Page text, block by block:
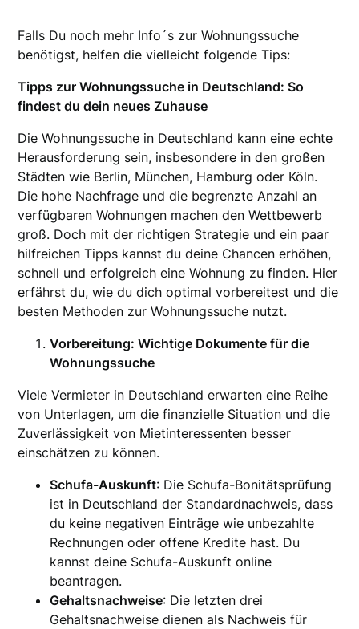
Falls Du noch mehr Info´s zur Wohnungssuche
benötigst, helfen die vielleicht folgende Tips:
Tipps zur Wohnungssuche in Deutschland: So
findest du dein neues Zuhause
Die Wohnungssuche in Deutschland kann eine echte
Herausforderung sein, insbesondere in den großen
Städten wie Berlin, München, Hamburg oder Köln.
Die hohe Nachfrage und die begrenzte Anzahl an
verfügbaren Wohnungen machen den Wettbewerb
groß. Doch mit der richtigen Strategie und ein paar
hilfreichen Tipps kannst du deine Chancen erhöhen,
schnell und erfolgreich eine Wohnung zu finden. Hier
erfährst du, wie du dich optimal vorbereitest und die
besten Methoden zur Wohnungssuche nutzt.
Vorbereitung: Wichtige Dokumente für die
Wohnungssuche
Viele Vermieter in Deutschland erwarten eine Reihe
von Unterlagen, um die finanzielle Situation und die
Zuverlässigkeit von Mietinteressenten besser
einschätzen zu können.
Schufa-Auskunft: Die Schufa-Bonitätsprüfung
ist in Deutschland der Standardnachweis, dass
du keine negativen Einträge wie unbezahlte
Rechnungen oder offene Kredite hast. Du
kannst deine Schufa-Auskunft online
beantragen.
Gehaltsnachweise: Die letzten drei
Gehaltsnachweise dienen als Nachweis für